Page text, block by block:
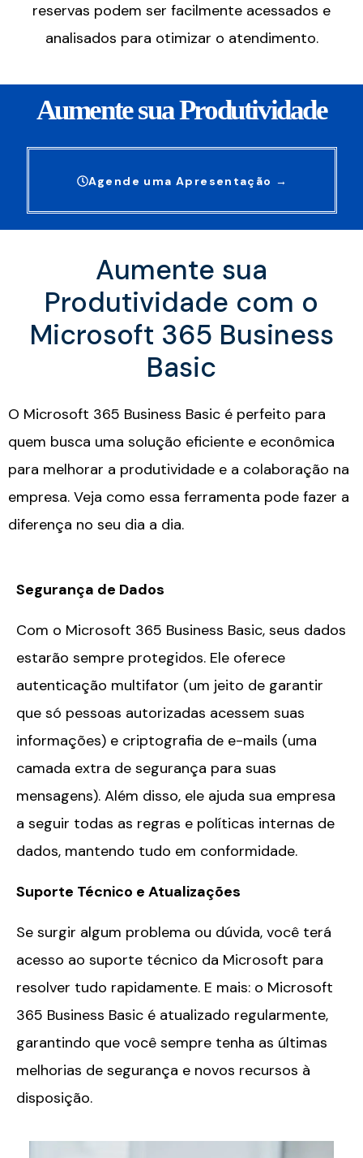
reservas podem ser facilmente acessados e
analisados para otimizar o atendimento.
Aumente sua Produtividade
Agende uma Apresentação →
Aumente sua
Produtividade com o
Microsoft 365 Business
Basic
O Microsoft 365 Business Basic é perfeito para
quem busca uma solução eficiente e econômica
para melhorar a produtividade e a colaboração na
empresa. Veja como essa ferramenta pode fazer a
diferença no seu dia a dia.
Segurança de Dados
Com o Microsoft 365 Business Basic, seus dados
estarão sempre protegidos. Ele oferece
autenticação multifator (um jeito de garantir
que só pessoas autorizadas acessem suas
informações) e criptografia de e-mails (uma
camada extra de segurança para suas
mensagens). Além disso, ele ajuda sua empresa
a seguir todas as regras e políticas internas de
dados, mantendo tudo em conformidade.
Suporte Técnico e Atualizações
Se surgir algum problema ou dúvida, você terá
acesso ao suporte técnico da Microsoft para
resolver tudo rapidamente. E mais: o Microsoft
365 Business Basic é atualizado regularmente,
garantindo que você sempre tenha as últimas
melhorias de segurança e novos recursos à
disposição.